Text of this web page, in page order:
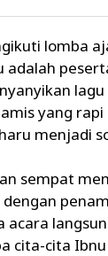
lomba
lagu
yang
menjadi
sempat
acara
cita-cita